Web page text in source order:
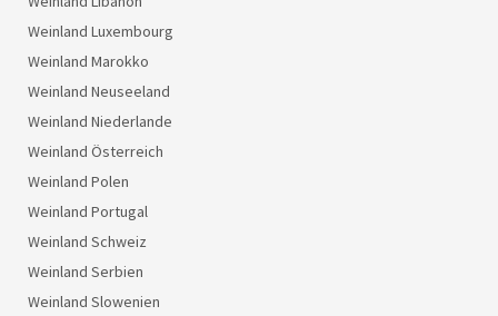
Weinland Luxembourg
Weinland Marokko
Weinland Neuseeland
Weinland Niederlande
Weinland Österreich
Weinland Polen
Weinland Portugal
Weinland Schweiz
Weinland Serbien
Weinland Slowenien